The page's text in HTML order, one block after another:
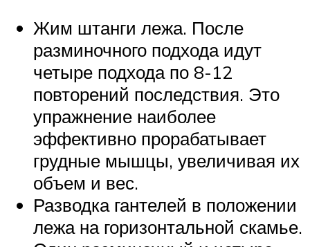
Жим штанги лежа. После
разминочного подхода идут
четыре подхода по 8-12
повторений последствия. Это
упражнение наиболее
эффективно прорабатывает
грудные мышцы, увеличивая их
объем и вес.
Разводка гантелей в положении
лежа на горизонтальной скамье.